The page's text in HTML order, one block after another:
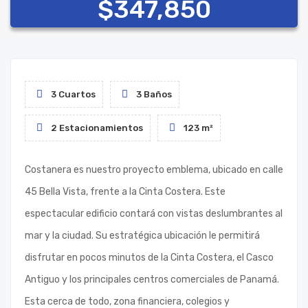
$347,850
3 Cuartos 3 Baños
2 Estacionamientos 123 m²
Costanera es nuestro proyecto emblema, ubicado en calle
45 Bella Vista, frente a la Cinta Costera. Este
espectacular edificio contará con vistas deslumbrantes al
mar y la ciudad. Su estratégica ubicación le permitirá
disfrutar en pocos minutos de la Cinta Costera, el Casco
Antiguo y los principales centros comerciales de Panamá.
Esta cerca de todo, zona financiera, colegios y